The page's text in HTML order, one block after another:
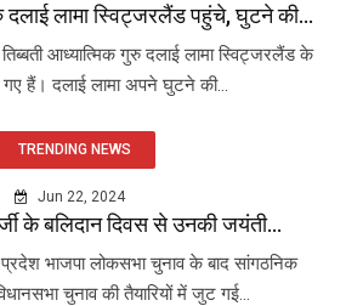
दलाई लामा स्विट्जरलैंड पहुंचे, घुटने की...
आध्यात्मिक गुरु दलाई लामा स्विट्जरलैंड के
हैं। दलाई लामा अपने घुटने की...
TRENDING NEWS
Jun 22, 2024
के बलिदान दिवस से उनकी जयंती...
भाजपा लोकसभा चुनाव के बाद सांगठनिक
चुनाव की तैयारियों में जुट गई...